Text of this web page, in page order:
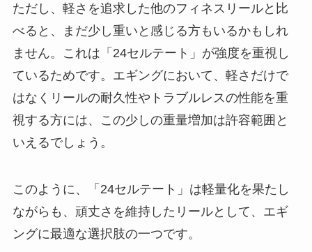
ただし、軽さを追求した他のフィネスリールと比
べると、まだ少し重いと感じる方もいるかもしれ
ません。これは「24セルテート」が強度を重視し
ているためです。エギングにおいて、軽さだけで
はなくリールの耐久性やトラブルレスの性能を重
視する方には、この少しの重量増加は許容範囲と
いえるでしょう。
このように、「24セルテート」は軽量化を果たし
ながらも、頑丈さを維持したリールとして、エギ
ングに最適な選択肢の一つです。